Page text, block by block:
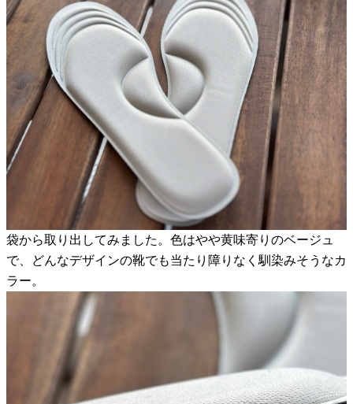
袋から取り出してみました。色はやや黄味寄りのベージュ
で、どんなデザインの靴でも当たり障りなく馴染みそうなカ
ラー。